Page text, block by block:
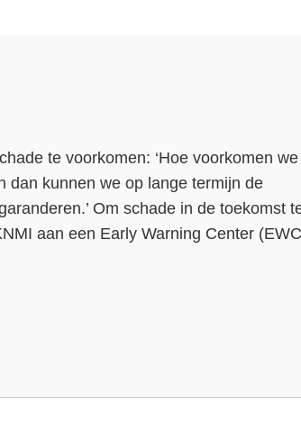
te voorkomen: ‘Hoe voorkomen
dan kunnen we op lange termijn de
Om schade in de toekomst
aan een Early Warning Center